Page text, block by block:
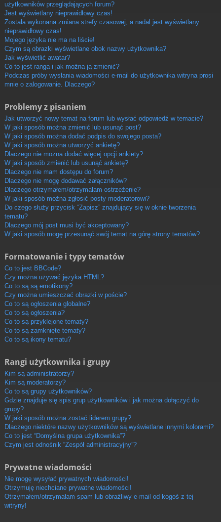
użytkowników przeglądających forum?
Jest wyświetlany nieprawidłowy czas!
Została wykonana zmiana strefy czasowej, a nadal jest wyświetlany
nieprawidłowy czas!
Mojego języka nie ma na liście!
Czym są obrazki wyświetlane obok nazwy użytkownika?
Jak wyświetlić awatar?
Co to jest ranga i jak można ją zmienić?
Podczas próby wysłania wiadomości e-mail do użytkownika witryna prosi
mnie o zalogowanie. Dlaczego?
Problemy z pisaniem
Jak utworzyć nowy temat na forum lub wysłać odpowiedź w temacie?
W jaki sposób można zmienić lub usunąć post?
W jaki sposób można dodać podpis do swojego posta?
W jaki sposób można utworzyć ankietę?
Dlaczego nie można dodać więcej opcji ankiety?
W jaki sposób zmienić lub usunąć ankietę?
Dlaczego nie mam dostępu do forum?
Dlaczego nie mogę dodawać załączników?
Dlaczego otrzymałem/otrzymałam ostrzeżenie?
W jaki sposób można zgłosić posty moderatorowi?
Do czego służy przycisk “Zapisz” znajdujący się w oknie tworzenia
tematu?
Dlaczego mój post musi być akceptowany?
W jaki sposób mogę przesunąć swój temat na górę strony tematów?
Formatowanie i typy tematów
Co to jest BBCode?
Czy można używać języka HTML?
Co to są są emotikony?
Czy można umieszczać obrazki w poście?
Co to są ogłoszenia globalne?
Co to są ogłoszenia?
Co to są przyklejone tematy?
Co to są zamknięte tematy?
Co to są ikony tematu?
Rangi użytkownika i grupy
Kim są administratorzy?
Kim są moderatorzy?
Co to są grupy użytkowników?
Gdzie znajduje się spis grup użytkowników i jak można dołączyć do
grupy?
W jaki sposób można zostać liderem grupy?
Dlaczego niektóre nazwy użytkowników są wyświetlane innymi kolorami?
Co to jest “Domyślna grupa użytkownika”?
Czym jest odnośnik “Zespół administracyjny”?
Prywatne wiadomości
Nie mogę wysyłać prywatnych wiadomości!
Otrzymuję niechciane prywatne wiadomości!
Otrzymałem/otrzymałam spam lub obraźliwy e-mail od kogoś z tej
witryny!